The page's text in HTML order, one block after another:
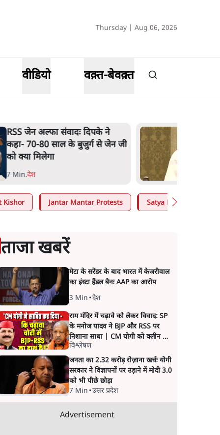
Thursday | Aug 06, 2026
वीडियो वक़्त-बेवक़्त
'गूंगी गुड़िया' वाले तंज पर एनसीपी ने
कांग्रेस से पूछा- क्या आप इंदिरा गांधी
का अपमान सही मानते हैं?
5 Min.महाराष्ट्र
Kishor Jantar Mantar Protests Satya Hindi
ताजा खबरें
मेटा के सरेंडर के बाद भारत में केजरीवाल
का इंस्टा हैंडल बैनः AAP का आरोप
3 Min •देश
राम मंदिर में चढ़ावे को लेकर विवाद: SP
के मनोज यादव ने BJP और RSS पर
निशाना साधा | CM योगी को क्लीन चिट
मिली
विश्लेषण
जनता का 2.32 करोड़ रोज़ाना खर्चः योगी
सरकार ने विज्ञापनों पर उड़ाने में मोदी 3.0
को भी पीछे छोड़ा
7 Min •उत्तर प्रदेश
Advertisement